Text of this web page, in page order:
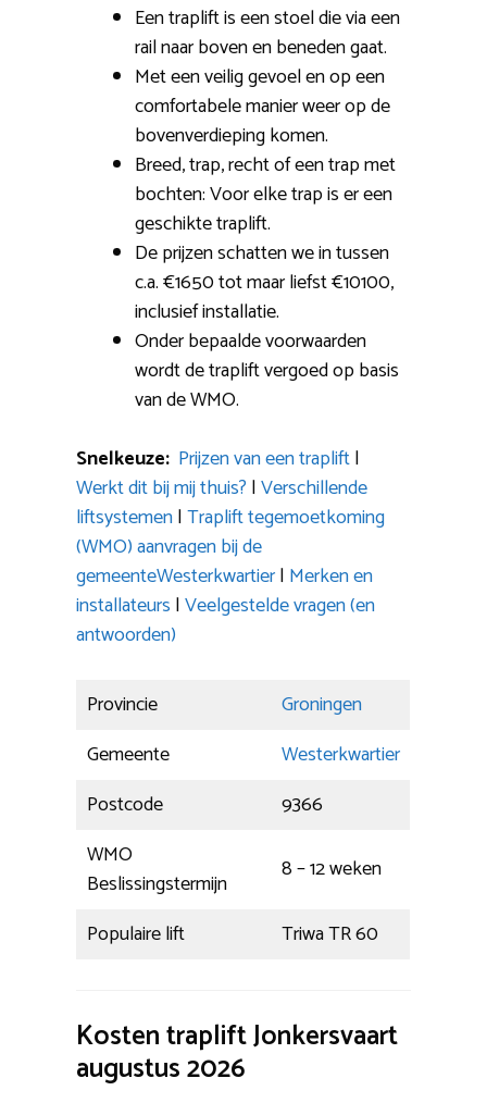
Een traplift is een stoel die via een
rail naar boven en beneden gaat.
Met een veilig gevoel en op een
comfortabele manier weer op de
bovenverdieping komen.
Breed, trap, recht of een trap met
bochten: Voor elke trap is er een
geschikte traplift.
De prijzen schatten we in tussen
c.a. €1650 tot maar liefst €10100,
inclusief installatie.
Onder bepaalde voorwaarden
wordt de traplift vergoed op basis
van de WMO.
Snelkeuze: Prijzen van een traplift|
Werkt dit bij mij thuis? |Verschillende
liftsystemen|Traplift tegemoetkoming
(WMO) aanvragen bij de
gemeenteWesterkwartier| Merken en
installateurs |Veelgestelde vragen (en
antwoorden)
Provincie
Groningen
Gemeente
Westerkwartier
Postcode
9366
WMO
Beslissingstermijn
8 – 12 weken
Populaire lift
Triwa TR 60
Kosten traplift Jonkersvaart
augustus 2026